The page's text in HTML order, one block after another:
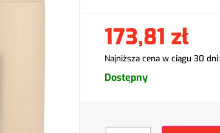
173,81 zł
Najniższa cena w ciągu 30 dni:
Dostępny